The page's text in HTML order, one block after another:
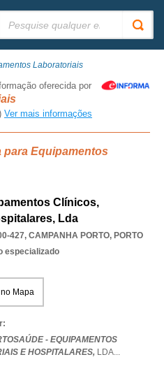
Laboratoriais
oferecida por
Ver mais informações
para Equipamentos
Clínicos,
Lda
427, CAMPANHA PORTO, PORTO
especializado
Mapa
- EQUIPAMENTOS
E HOSPITALARES, LDA...